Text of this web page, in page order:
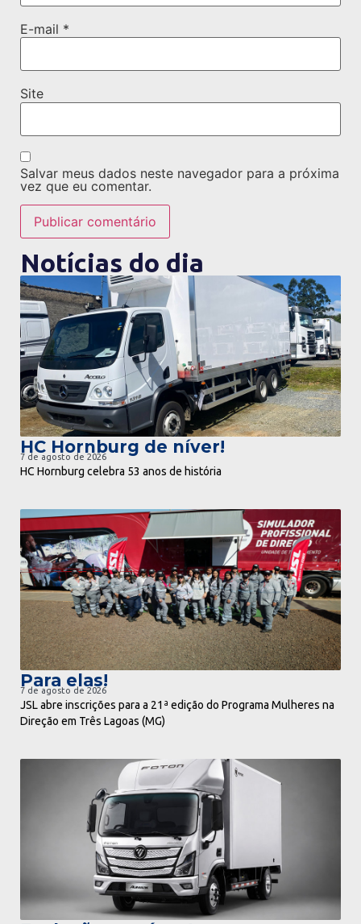
E-mail *
Site
Salvar meus dados neste navegador para a próxima
vez que eu comentar.
Notícias do dia
ir para notícia
HC Hornburg de níver!
7 de agosto de 2026
HC Hornburg celebra 53 anos de história
ir para notícia
Para elas!
7 de agosto de 2026
JSL abre inscrições para a 21ª edição do Programa Mulheres na
Direção em Três Lagoas (MG)
ir para notícia